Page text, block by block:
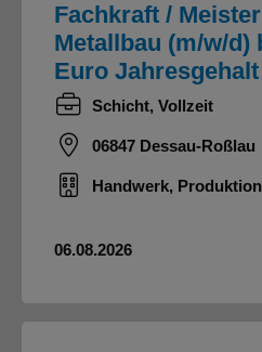
Fachkraft / Meister
Metallbau (m/w/d)
Euro Jahresgehalt
Schicht, Vollzeit
06847 Dessau-Roßlau
Handwerk, Produktion
06.08.2026